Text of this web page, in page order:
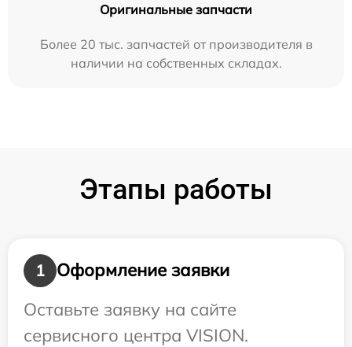
Оригинальные запчасти
Более 20 тыс. запчастей от производителя в
наличии на собственных складах.
Этапы работы
1
Оформление заявки
Оставьте заявку на сайте
сервисного центра VISION.